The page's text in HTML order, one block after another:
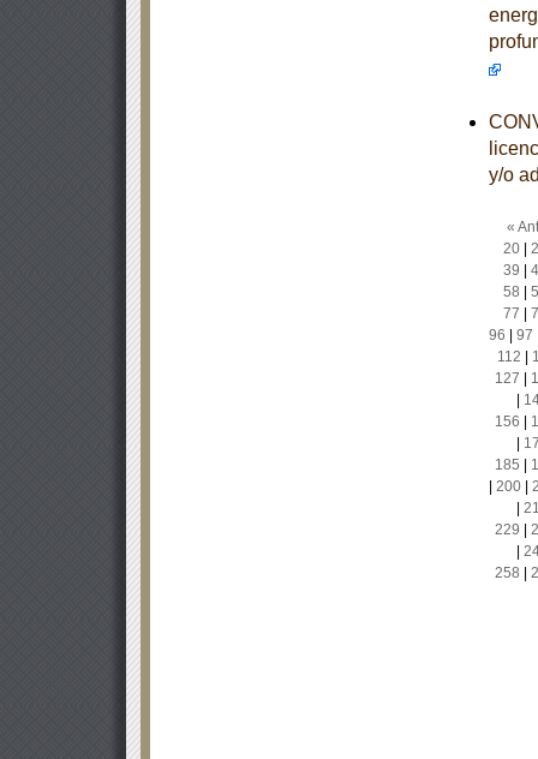
y/o
«
20|
39
58
77
96
97
112
127
156
185
200|
229
258